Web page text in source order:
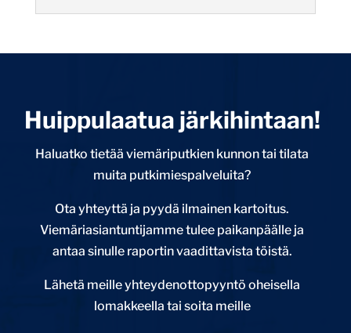
Huippulaatua järkihintaan!
Haluatko tietää viemäriputkien kunnon tai tilata
muita putkimiespalveluita?
Ota yhteyttä ja pyydä ilmainen kartoitus.
Viemäriasiantuntijamme tulee paikanpäälle ja
antaa sinulle raportin vaadittavista töistä.
Lähetä meille yhteydenottopyyntö oheisella
lomakkeella tai soita meille